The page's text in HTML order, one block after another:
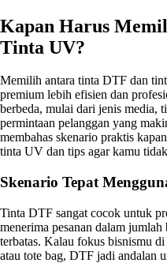
Kapan Harus
Tinta UV?
Memilih antara tinta DTF dan
premium lebih efisien dan
berbeda, mulai dari jenis media,
permintaan pelanggan yang
membahas skenario praktis
tinta UV dan tips agar kamu
Skenario Tepat
Tinta DTF sangat cocok untuk
menerima pesanan dalam
terbatas. Kalau fokus bisnismu
atau tote bag, DTF jadi andalan